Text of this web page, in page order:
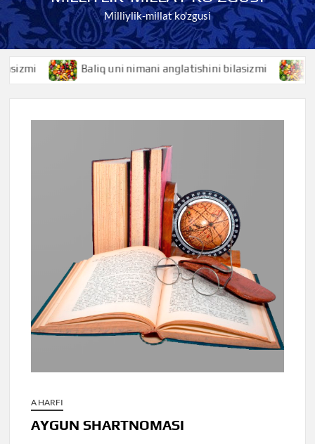
Milliylik-millat ko'zgusi
Baliq uni nimani anglatishini bilasizmi
A HARFI
AYGUN SHARTNOMASI